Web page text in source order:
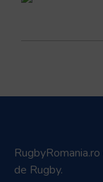
RugbyRomania.ro
de Rugby.